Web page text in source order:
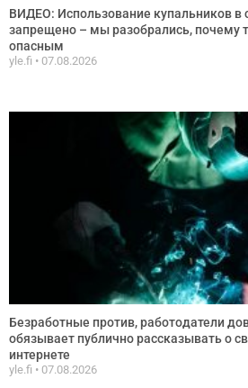
ВИДЕО: Использование купальников в
запрещено – мы разобрались, почему
опасным
yle.fi 07.08.2026
Безработные против, работодатели
обязывает публично рассказывать о
интернете
yle.fi 07.08.2026